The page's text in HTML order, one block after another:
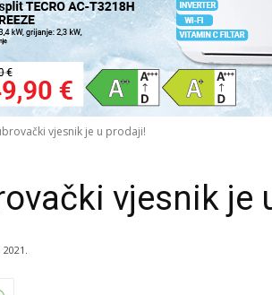
vjesnik je u prodaji!
vjesnik je